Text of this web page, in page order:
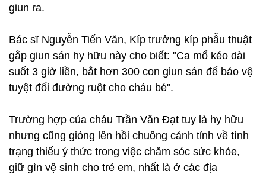
giun ra.
Bác sĩ Nguyễn Tiến Văn, Kíp trưởng kíp phẫu thuật
gắp giun sán hy hữu này cho biết: "Ca mổ kéo dài
suốt 3 giờ liền, bắt hơn 300 con giun sán để bảo vệ
tuyệt đối đường ruột cho cháu bé".
Trường hợp của cháu Trần Văn Đạt tuy là hy hữu
nhưng cũng gióng lên hồi chuông cảnh tỉnh về tình
trạng thiếu ý thức trong việc chăm sóc sức khỏe,
giữ gìn vệ sinh cho trẻ em, nhất là ở các địa